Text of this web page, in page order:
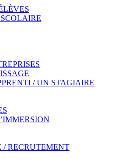
/ UN STAGIAIRE
/ RECRUTEMENT